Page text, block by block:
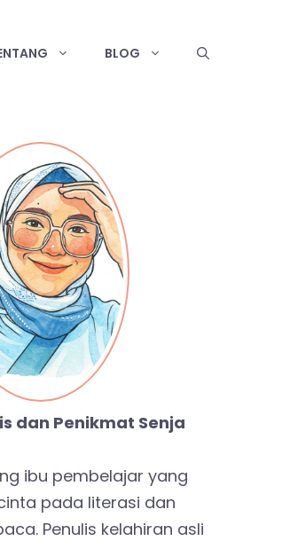
BLOG
dan Penikmat Senja
ibu pembelajar yang
pada literasi dan
Penulis kelahiran asli